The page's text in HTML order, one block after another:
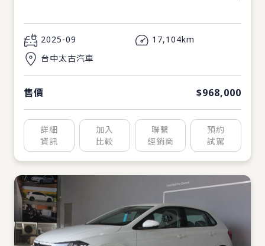
2025-09
17,104km
台中太古汽車
售價 $968,000
詳細
資訊
加入
比較
聯繫
經銷商
預約
試駕